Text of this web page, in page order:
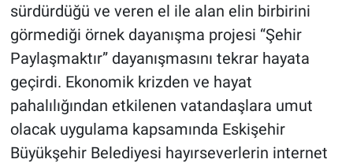
sürdürdüğü ve veren el ile alan elin birbirini
görmediği örnek dayanışma projesi “Şehir
Paylaşmaktır” dayanışmasını tekrar hayata
geçirdi. Ekonomik krizden ve hayat
pahalılığından etkilenen vatandaşlara umut
olacak uygulama kapsamında Eskişehir
Büyükşehir Belediyesi hayırseverlerin internet